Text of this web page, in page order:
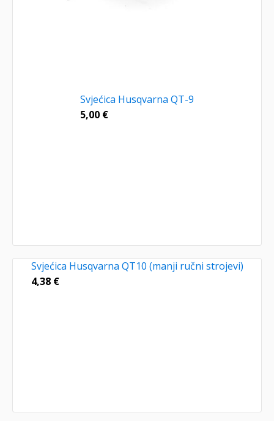
Svjećica Husqvarna QT-9
5,00 €
Svjećica Husqvarna QT10 (manji ručni strojevi)
4,38 €